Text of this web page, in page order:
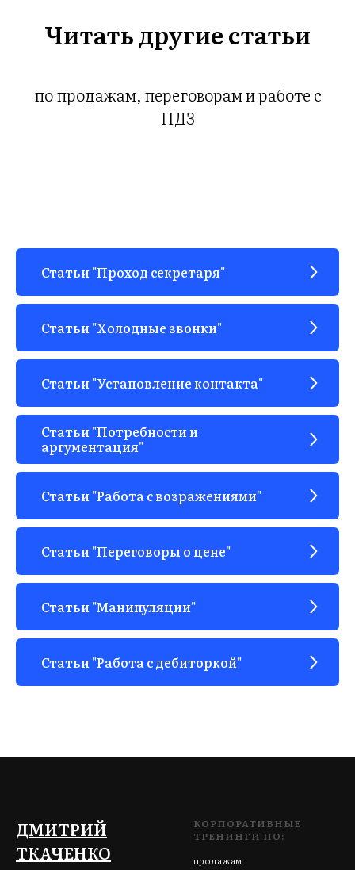
Читать другие статьи
по продажам, переговорам и работе с
ПДЗ
Статьи "Проход секретаря"
Статьи "Холодные звонки"
Статьи "Установление контакта"
Статьи "Потребности и
аргументация"
Статьи "Работа с возражениями"
Статьи "Переговоры о цене"
Статьи "Манипуляции"
Статьи "Работа с дебиторкой"
ДМИТРИЙ
ТКАЧЕНКО
КОРПОРАТИВНЫЕ
ТРЕНИНГИ ПО:
продажам